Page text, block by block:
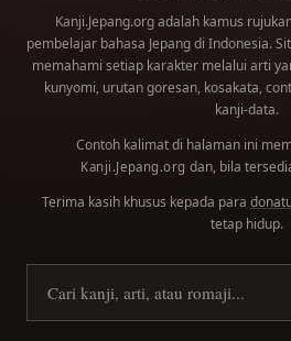
Kanji.Jepang.org adalah kamus
pembelajar bahasa Jepang di Indonesia.
memahami setiap karakter melalui arti
kunyomi, urutan goresan, kosakata,
kanji-data.
Contoh kalimat di halaman ini
Kanji.Jepang.org dan, bila
Terima kasih khusus kepada para
tetap hidup.
Cari kanji